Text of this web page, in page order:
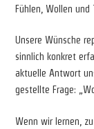
Fühlen, Wollen und
Unsere Wünsche
sinnlich konkret
aktuelle Antwort
gestellte Frage:
Wenn wir lernen,